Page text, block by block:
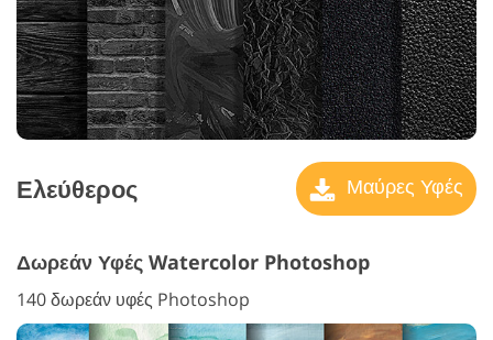
Ελεύθερος Μαύρες Υφές
Δωρεάν Υφές Watercolor Photoshop
140 δωρεάν υφές Photoshop